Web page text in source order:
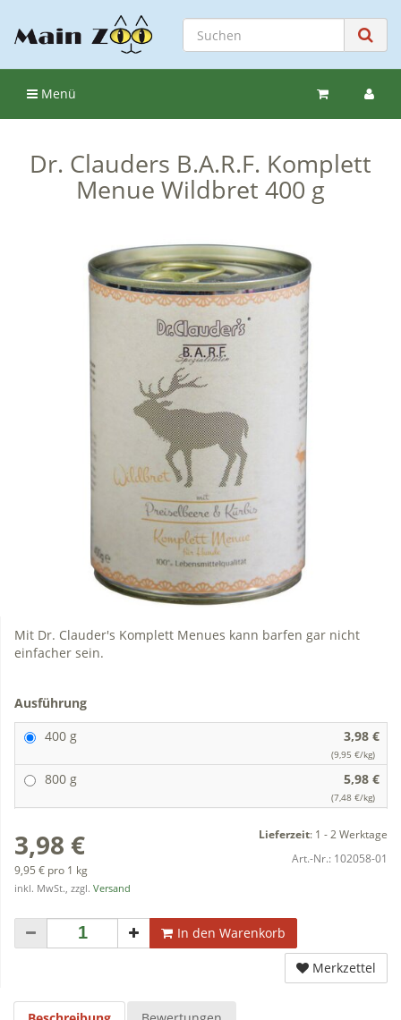
Menü
Dr. Clauders B.A.R.F. Komplett
Menue Wildbret 400 g
Mit Dr. Clauder's Komplett Menues kann barfen gar nicht
einfacher sein.
Ausführung
400 g
3,98 €
(9,95 €/kg)
800 g 5,98 €
(7,48 €/kg)
3,98 €
9,95 € pro 1 kg
inkl. MwSt., zzgl. Versand
Lieferzeit: 1 - 2 Werktage
Art.-Nr.: 102058-01
In den Warenkorb
Merkzettel